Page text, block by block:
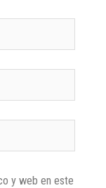
y web en este